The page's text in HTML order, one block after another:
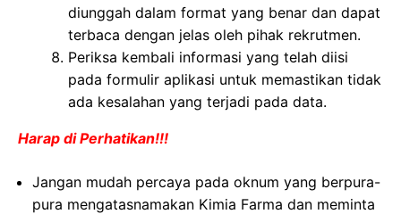
diunggah dalam format yang benar dan dapat
terbaca dengan jelas oleh pihak rekrutmen.
Periksa kembali informasi yang telah diisi
pada formulir aplikasi untuk memastikan tidak
ada kesalahan yang terjadi pada data.
Harap di Perhatikan!!!
Jangan mudah percaya pada oknum yang berpura-
pura mengatasnamakan Kimia Farma dan meminta